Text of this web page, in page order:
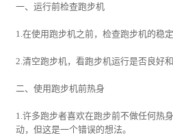
一、运行前检查跑步机
1.在使用跑步机之前，检查跑步机的稳
2.清空跑步机，看跑步机运行是否良好和
二、使用跑步机前热身
1.许多跑步者喜欢在跑步前不做任何热
动，但这是一个错误的想法。